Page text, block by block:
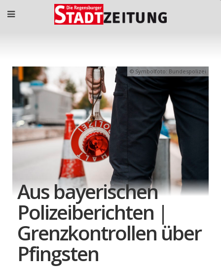
Symbolfoto: Bundespolizei
Aus bayerischen
Polizeiberichten |
Grenzkontrollen über
Pfingsten